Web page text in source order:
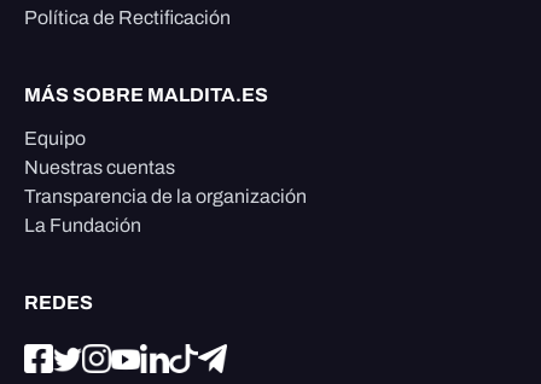
Política de Rectificación
MÁS SOBRE MALDITA.ES
Equipo
Nuestras cuentas
Transparencia de la organización
La Fundación
REDES